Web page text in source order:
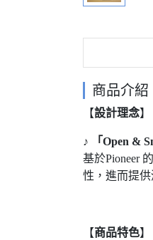
商品介紹
【設計理念】
♪
「Open &
基於Pioneer
性，進而提
【商品特色】